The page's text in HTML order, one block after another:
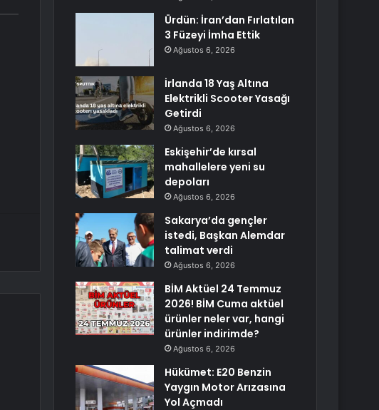
Ürdün: İran’dan Fırlatılan
3 Füzeyi İmha Ettik
Ağustos 6, 2026
İrlanda 18 Yaş Altına
Elektrikli Scooter Yasağı
Getirdi
Ağustos 6, 2026
Eskişehir’de kırsal
mahallelere yeni su
depoları
Ağustos 6, 2026
Sakarya’da gençler
istedi, Başkan Alemdar
talimat verdi
Ağustos 6, 2026
BİM Aktüel 24 Temmuz
2026! BİM Cuma aktüel
ürünler neler var, hangi
ürünler indirimde?
Ağustos 6, 2026
Hükümet: E20 Benzin
Yaygın Motor Arızasına
Yol Açmadı